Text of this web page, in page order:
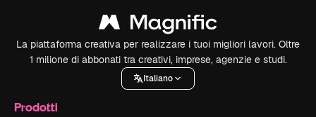
La piattaforma creativa per realizzare i tuoi migliori lavori. Oltre
1 milione di abbonati tra creativi, imprese, agenzie e studi.
Italiano
Prodotti